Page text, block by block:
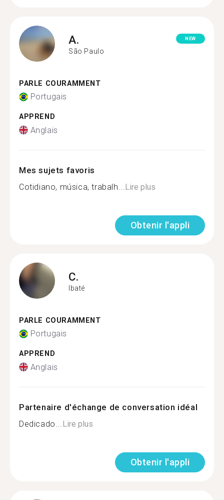
A.
São Paulo
NEW
PARLE COURAMMENT
Portugais
APPREND
Anglais
Mes sujets favoris
Cotidiano, música, trabalh... Lire plus
Obtenir l'appli
C.
Ibaté
PARLE COURAMMENT
Portugais
APPREND
Anglais
Partenaire d'échange de conversation idéal
Dedicado... Lire plus
Obtenir l'appli